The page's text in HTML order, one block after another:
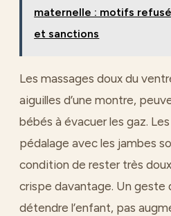
maternelle : motifs
et sanctions
Les massages doux du
aiguilles d’une montre,
bébés à évacuer les gaz.
pédalage avec les jambes
condition de rester très
crispe davantage. Un geste
détendre l’enfant, pas